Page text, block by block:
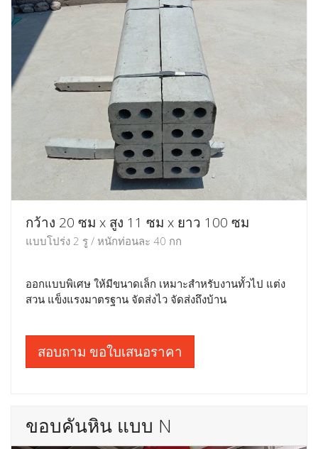
กว้าง 20 ซม x สูง 11 ซม x ยาว 100 ซม
แบบโปร่ง 2 รู / หนักท่อนละ 40 กก
ออกแบบพิเศษ ให้มีขนาดเล็ก เหมาะสำหรับงานทั้วไป แต่ง
สวน แข็งแรงมาตรฐาน จัดส่งไว จัดส่งถึงบ้าน
สอบถาม ขอใบเสนอราคา
ขอบคันหิน แบบ N